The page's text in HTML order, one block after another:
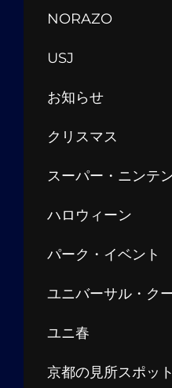
NORAZO
USJ
お知らせ
クリスマス
スーパー・ニンテ
ハロウィーン
パーク・イベント
ユニバーサル・ク
ユニ春
京都の見所スポット